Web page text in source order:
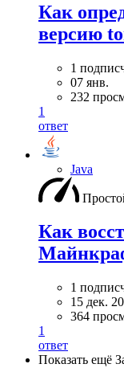
Как
версию
1
07 янв.
232
1
ответ
Java
Как
1
15 дек.
364
1
ответ
Показать ещё